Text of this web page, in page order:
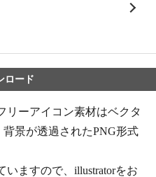
ロード
リーアイコン素材はベクタ
景が透過されたPNG形式
ますので、illustratorをお